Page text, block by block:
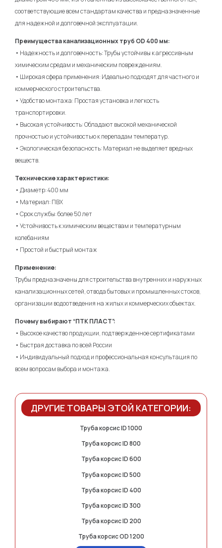
соответствующие всем стандартам качества и предназначенные
для надежной и долговечной эксплуатации.
Преимущества канализационных труб OD 400 мм:
• Надежность и долговечность: Трубы устойчивы к агрессивным
химическим средам и механическим повреждениям.
• Широкая сфера применения: Идеально подходят для частного и
коммерческого строительства.
• Удобство монтажа: Простая установка и легкость
транспортировки.
• Высокая устойчивость: Обладают высокой механической
прочностью и устойчивостью к перепадам температур.
• Экологическая безопасность: Материал не выделяет вредных
веществ.
Технические характеристики:
• Диаметр: 400 мм
• Материал: ПВХ
• Срок службы: более 50 лет
• Устойчивость к химическим веществам и температурным
колебаниям
• Простой и быстрый монтаж
Применение:
Трубы предназначены для строительства внутренних и наружных
канализационных сетей, отвода бытовых и промышленных стоков,
организации водоотведения на жилых и коммерческих объектах.
Почему выбирают “ПТК ПЛАСТ”:
• Высокое качество продукции, подтвержденное сертификатами
• Быстрая доставка по всей России
• Индивидуальный подход и профессиональная консультация по
всем вопросам выбора и монтажа.
ДРУГИЕ ТОВАРЫ ЭТОЙ КАТЕГОРИИ:
Труба корсис ID 1000
Труба корсис ID 800
Труба корсис ID 600
Труба корсис ID 500
Труба корсис ID 400
Труба корсис ID 300
Труба корсис ID 200
Труба корсис OD 1200